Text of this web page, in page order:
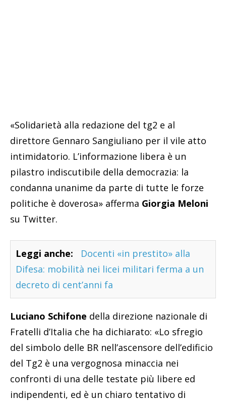
«Solidarietà alla redazione del tg2 e al
direttore Gennaro Sangiuliano per il vile atto
intimidatorio. L’informazione libera è un
pilastro indiscutibile della democrazia: la
condanna unanime da parte di tutte le forze
politiche è doverosa» afferma Giorgia Meloni
su Twitter.
Leggi anche:
Docenti «in prestito» alla
Difesa: mobilità nei licei militari ferma a un
decreto di cent’anni fa
Luciano Schifone della direzione nazionale di
Fratelli d’Italia che ha dichiarato: «Lo sfregio
del simbolo delle BR nell’ascensore dell’edificio
del Tg2 è una vergognosa minaccia nei
confronti di una delle testate più libere ed
indipendenti, ed è un chiaro tentativo di